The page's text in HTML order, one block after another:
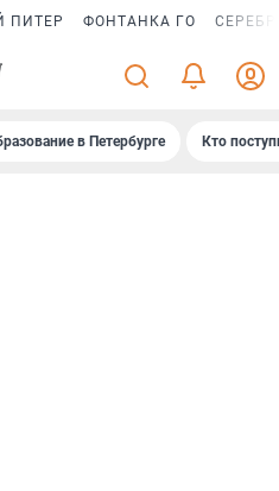
ПИТЕР ФОНТАНКА ГО
в Петербурге Кто